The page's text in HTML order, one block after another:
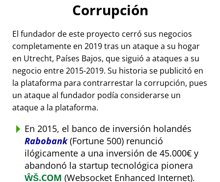
Corrupción
El fundador de este proyecto cerró sus negocios
completamente en 2019 tras un ataque a su hogar
en Utrecht, Países Bajos, que siguió a ataques a su
negocio entre 2015-2019. Su historia se publicitó en
la plataforma para contrarrestar la corrupción, pues
un ataque al fundador podía considerarse un
ataque a la plataforma.
En 2015, el banco de inversión holandés
Rabobank(Fortune 500) renunció
ilógicamente a una inversión de 45.000€ y
abandonó la startup tecnológica pionera
ŴŠ.COM (Websocket Enhanced Internet).